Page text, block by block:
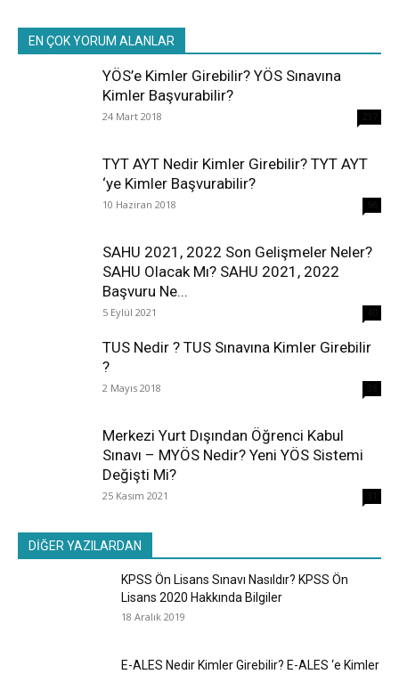
EN ÇOK YORUM ALANLAR
YÖS’e Kimler Girebilir? YÖS Sınavına
Kimler Başvurabilir?
24 Mart 2018
TYT AYT Nedir Kimler Girebilir? TYT AYT
‘ye Kimler Başvurabilir?
10 Haziran 2018
SAHU 2021, 2022 Son Gelişmeler Neler?
SAHU Olacak Mı? SAHU 2021, 2022
Başvuru Ne...
5 Eylül 2021
TUS Nedir ? TUS Sınavına Kimler Girebilir
?
2 Mayıs 2018
Merkezi Yurt Dışından Öğrenci Kabul
Sınavı – MYÖS Nedir? Yeni YÖS Sistemi
Değişti Mi?
25 Kasım 2021
DİĞER YAZILARDAN
KPSS Ön Lisans Sınavı Nasıldır? KPSS Ön
Lisans 2020 Hakkında Bilgiler
18 Aralık 2019
E-ALES Nedir Kimler Girebilir? E-ALES ‘e Kimler